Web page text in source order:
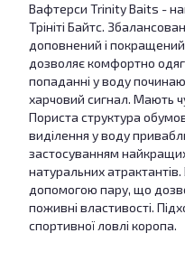
Вафтерси Trinity Baits -
Трініті Байтс.
доповнений і
дозволяє комфортно
попаданні у воду
харчовий сигнал. Мають
Пориста структура
виділення у воду
застосуванням найкращих
натуральних
допомогою пару, що
поживні властивості.
спортивної ловлі коропа.